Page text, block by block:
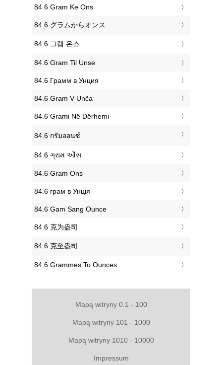
‎84.6 Gram Ke Ons
‎84.6 グラムからオンス
‎84.6 그램 온스
‎84.6 Gram Til Unse
‎84.6 Грамм в Унция
‎84.6 Gram V Unča
‎84.6 Grami Në Dërhemi
‎84.6 กรัมออนซ์
‎84.6 ગ્રામ ઔંસ
‎84.6 Gram Ons
‎84.6 грам в Унція
‎84.6 Gam Sang Ounce
‎84.6 克为盎司
‎84.6 克至盎司
‎84.6 Grammes To Ounces
Mapą witryny 0.1 - 100
Mapą witryny 101 - 1000
Mapą witryny 1010 - 10000
Impressum